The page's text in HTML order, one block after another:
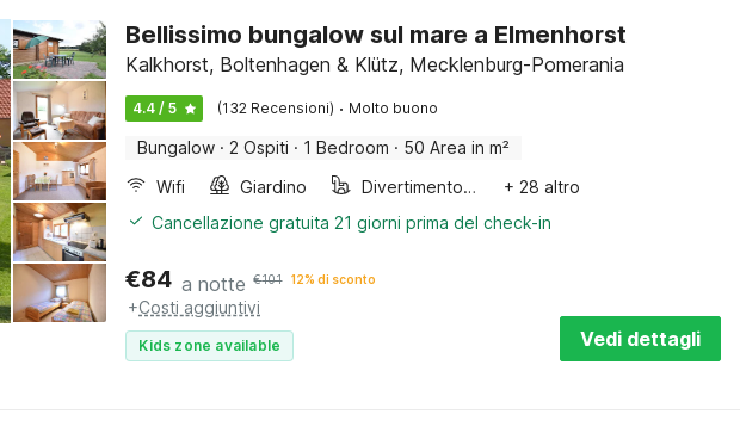
Bellissimo bungalow sul mare a Elmenhorst
Kalkhorst, Boltenhagen & Klütz, Mecklenburg-Pomerania
4.4 / 5 (132 Recensioni) · Molto buono
Bungalow · 2 Ospiti · 1 Bedroom · 50 Area in m²
Wifi
Giardino Divertimento per bambini
+ 28 altro
Cancellazione gratuita 21 giorni prima del check-in
€84 a notte €101 12% di sconto
+Costi aggiuntivi
Kids zone available Vedi dettagli